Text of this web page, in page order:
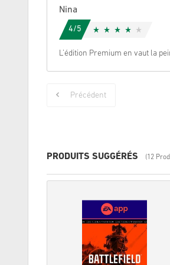
Nina
4/5
L’édition Premium en vaut la
Précédent
PRODUITS SUGGÉRÉS (12